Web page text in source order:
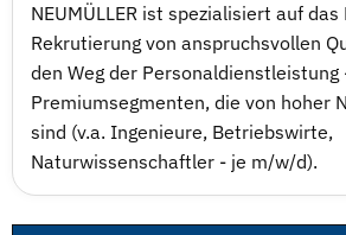
NEUMÜLLER ist spezialisiert auf
Rekrutierung von anspruchsvollen
den Weg der Personaldienstleistung
Premiumsegmenten, die von hoher
sind (v.a. Ingenieure, Betriebswirte,
Naturwissenschaftler - je m/w/d).